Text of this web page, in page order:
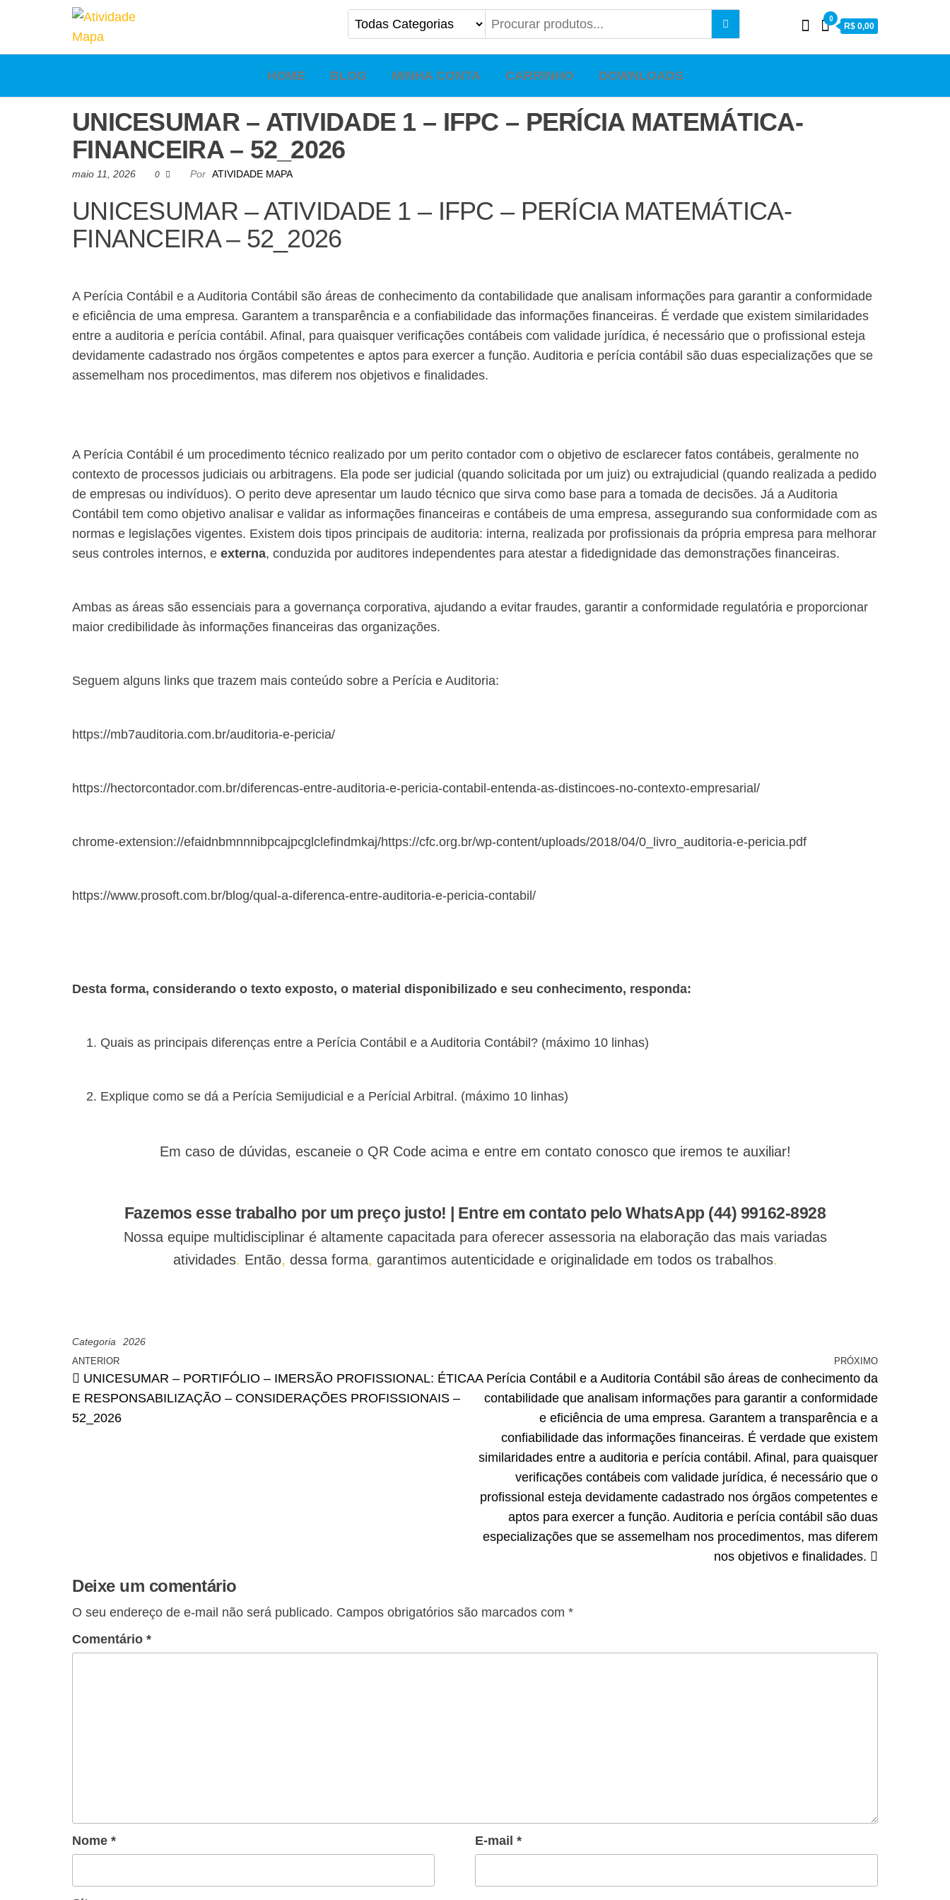
0
R$ 0,00
HOME BLOG MINHA CONTA CARRINHO DOWNLOADS
UNICESUMAR – ATIVIDADE 1 – IFPC – PERÍCIA MATEMÁTICA-
FINANCEIRA – 52_2026
maio 11, 2026 0 Por ATIVIDADE MAPA
UNICESUMAR – ATIVIDADE 1 – IFPC – PERÍCIA MATEMÁTICA-
FINANCEIRA – 52_2026
A Perícia Contábil e a Auditoria Contábil são áreas de conhecimento da contabilidade que analisam informações para garantir a conformidade
e eficiência de uma empresa. Garantem a transparência e a confiabilidade das informações financeiras. É verdade que existem similaridades
entre a auditoria e perícia contábil. Afinal, para quaisquer verificações contábeis com validade jurídica, é necessário que o profissional esteja
devidamente cadastrado nos órgãos competentes e aptos para exercer a função. Auditoria e perícia contábil são duas especializações que se
assemelham nos procedimentos, mas diferem nos objetivos e finalidades.
A Perícia Contábil é um procedimento técnico realizado por um perito contador com o objetivo de esclarecer fatos contábeis, geralmente no
contexto de processos judiciais ou arbitragens. Ela pode ser judicial (quando solicitada por um juiz) ou extrajudicial (quando realizada a pedido
de empresas ou indivíduos). O perito deve apresentar um laudo técnico que sirva como base para a tomada de decisões. Já a Auditoria
Contábil tem como objetivo analisar e validar as informações financeiras e contábeis de uma empresa, assegurando sua conformidade com as
normas e legislações vigentes. Existem dois tipos principais de auditoria: interna, realizada por profissionais da própria empresa para melhorar
seus controles internos, e externa, conduzida por auditores independentes para atestar a fidedignidade das demonstrações financeiras.
Ambas as áreas são essenciais para a governança corporativa, ajudando a evitar fraudes, garantir a conformidade regulatória e proporcionar
maior credibilidade às informações financeiras das organizações.
Seguem alguns links que trazem mais conteúdo sobre a Perícia e Auditoria:
https://mb7auditoria.com.br/auditoria-e-pericia/
https://hectorcontador.com.br/diferencas-entre-auditoria-e-pericia-contabil-entenda-as-distincoes-no-contexto-empresarial/
chrome-extension://efaidnbmnnnibpcajpcglclefindmkaj/https://cfc.org.br/wp-content/uploads/2018/04/0_livro_auditoria-e-pericia.pdf
https://www.prosoft.com.br/blog/qual-a-diferenca-entre-auditoria-e-pericia-contabil/
Desta forma, considerando o texto exposto, o material disponibilizado e seu conhecimento, responda:
Quais as principais diferenças entre a Perícia Contábil e a Auditoria Contábil? (máximo 10 linhas)
Explique como se dá a Perícia Semijudicial e a Perícial Arbitral. (máximo 10 linhas)
Em caso de dúvidas, escaneie o QR Code acima e entre em contato conosco que iremos te auxiliar!
Fazemos esse trabalho por um preço justo! | Entre em contato pelo WhatsApp (44) 99162-8928
Nossa equipe multidisciplinar é altamente capacitada para oferecer assessoria na elaboração das mais variadas
atividades. Então, dessa forma, garantimos autenticidade e originalidade em todos os trabalhos.
Categoria 2026
ANTERIOR
UNICESUMAR – PORTIFÓLIO – IMERSÃO PROFISSIONAL: ÉTICA
E RESPONSABILIZAÇÃO – CONSIDERAÇÕES PROFISSIONAIS –
52_2026
PRÓXIMO
A Perícia Contábil e a Auditoria Contábil são áreas de conhecimento da
contabilidade que analisam informações para garantir a conformidade
e eficiência de uma empresa. Garantem a transparência e a
confiabilidade das informações financeiras. É verdade que existem
similaridades entre a auditoria e perícia contábil. Afinal, para quaisquer
verificações contábeis com validade jurídica, é necessário que o
profissional esteja devidamente cadastrado nos órgãos competentes e
aptos para exercer a função. Auditoria e perícia contábil são duas
especializações que se assemelham nos procedimentos, mas diferem
nos objetivos e finalidades.
Deixe um comentário
O seu endereço de e-mail não será publicado. Campos obrigatórios são marcados com *
Comentário *
Nome * E-mail *